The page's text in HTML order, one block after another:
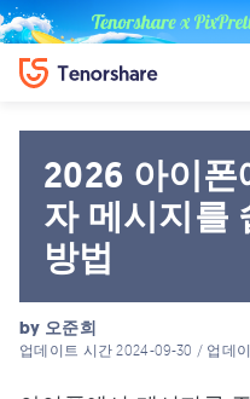
2026 아이폰
자 메시지를
방법
by 오준희
업데이트 시간 2024-09-30 / 업데